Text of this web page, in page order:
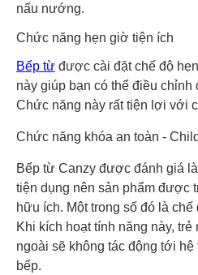
nấu nướng.
Chức năng hẹn giờ tiện ích
Bếp từ được cài đặt chế độ
này giúp bạn có thể điều
Chức năng này rất tiện lợi với
Chức năng khóa an toàn -
Bếp từ Canzy được đánh giá
tiện dụng nên sản phẩm được
hữu ích. Một trong số đó là chế
Khi kích hoạt tính năng này,
ngoài sẽ không tác động tới
bếp.